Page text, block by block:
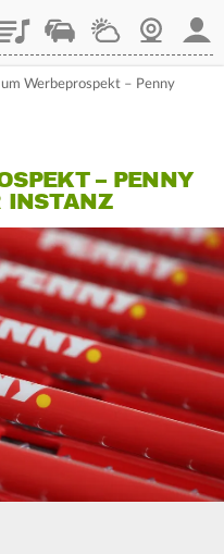
StaupilotWetterWebcam
Werbeprospekt – Penny
– PENNY
INSTANZ